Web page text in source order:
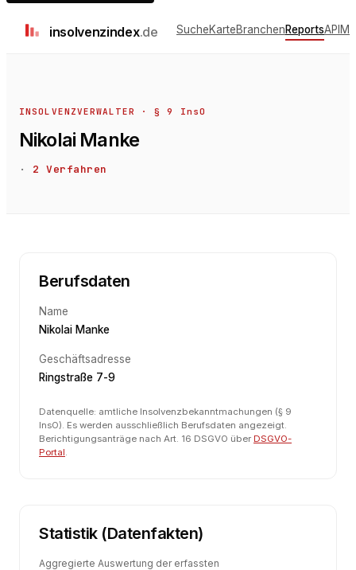
insolvenzindex.de SucheKarteBranchenReportsAPI
INSOLVENZVERWALTER · § 9 InsO
Nikolai Manke
· 2 Verfahren
Berufsdaten
Name
Nikolai Manke
Geschäftsadresse
Ringstraße 7-9
Datenquelle: amtliche Insolvenzbekanntmachungen (§ 9
InsO). Es werden ausschließlich Berufsdaten angezeigt.
Berichtigungsanträge nach Art. 16 DSGVO über DSGVO-
Portal.
Statistik (Datenfakten)
Aggregierte Auswertung der erfassten